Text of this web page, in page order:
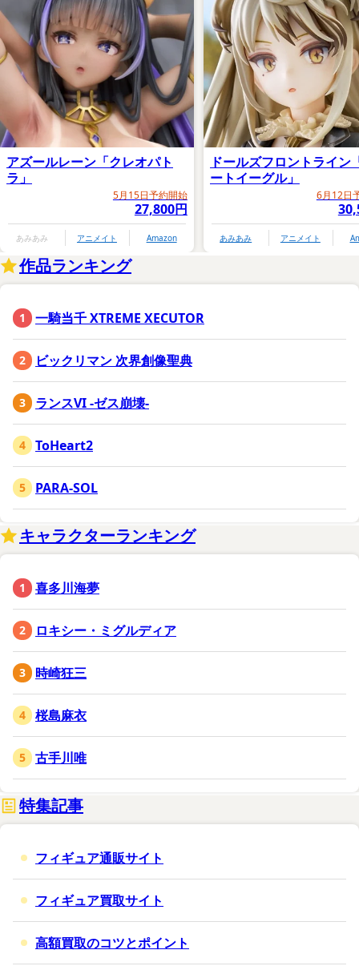
アズールレーン「クレオパト
ラ」
5月15日予約開始
27,800円
あみあみ アニメイト Amazon
ドールズフロントライン
ートイーグル」
6月12日
あみあみ アニメイト
作品ランキング
一騎当千 XTREME XECUTOR
ビックリマン 次界創像聖典
ランスVI -ゼス崩壊-
ToHeart2
PARA-SOL
キャラクターランキング
喜多川海夢
ロキシー・ミグルディア
時崎狂三
桜島麻衣
古手川唯
特集記事
フィギュア通販サイト
フィギュア買取サイト
高額買取のコツとポイント